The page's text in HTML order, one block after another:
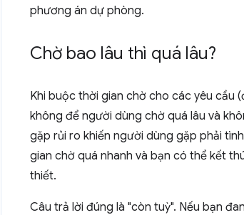
phương án dự phòng.
Chờ bao lâu thì quá lâu?
Khi buộc thời gian chờ cho các yêu cầu
không để người dùng chờ quá lâu và
gặp rủi ro khiến người dùng gặp phải
gian chờ quá nhanh và bạn có thể kết
thiết.
Câu trả lời đúng là "còn tuỳ". Nếu bạn